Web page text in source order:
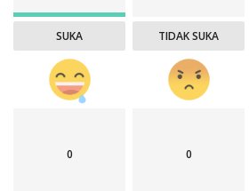
SUKA TIDAK SUKA
0 0